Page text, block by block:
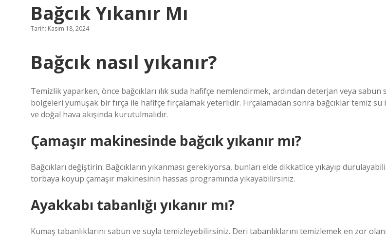
Bağcık Yıkanır Mı
Tarih: Kasım 18, 2024
Bağcık nasıl yıkanır?
Temizlik yaparken, önce bağcıkları ılık suda hafifçe nemlendirmek, ardından deterjan veya
bölgeleri yumuşak bir fırça ile hafifçe fırçalamak yeterlidir. Fırçalamadan sonra bağcıklar temiz su
ve doğal hava akışında kurutulmalıdır.
Çamaşır makinesinde bağcık yıkanır mı?
Bağcıkları değiştirin: Bağcıkların yıkanması gerekiyorsa, bunları elde dikkatlice yıkayıp
torbaya koyup çamaşır makinesinin hassas programında yıkayabilirsiniz.
Ayakkabı tabanlığı yıkanır mı?
Kumaş tabanlıklarını sabun ve suyla temizleyebilirsiniz. Deri tabanlıklarını temizlemek en zor